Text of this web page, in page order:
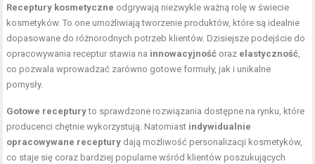
Receptury kosmetyczne odgrywają niezwykle ważną rolę w świecie
kosmetyków. To one umożliwiają tworzenie produktów, które są idealnie
dopasowane do różnorodnych potrzeb klientów. Dzisiejsze podejście do
opracowywania receptur stawia na innowacyjność oraz elastyczność,
co pozwala wprowadzać zarówno gotowe formuły, jak i unikalne
pomysły.
Gotowe recepturyto sprawdzone rozwiązania dostępne na rynku, które
producenci chętnie wykorzystują. Natomiast indywidualnie
opracowywane receptury dają możliwość personalizacji kosmetyków,
co staje się coraz bardziej popularne wśród klientów poszukujących